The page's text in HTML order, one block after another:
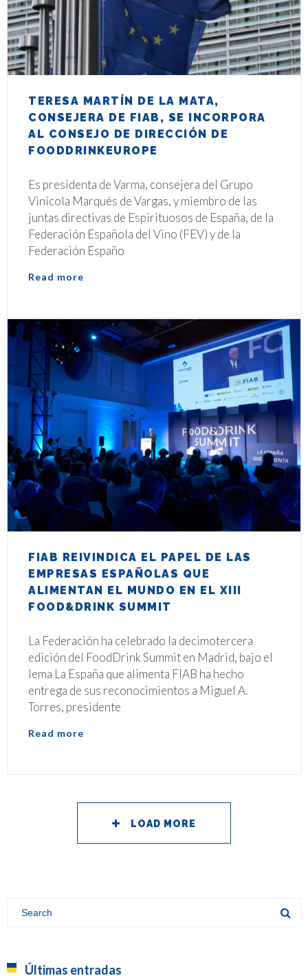
LOAD MORE
TERESA MARTÍN DE LA MATA,
CONSEJERA DE FIAB, SE INCORPORA
AL CONSEJO DE DIRECCIÓN DE
FOODDRINKEUROPE
Es presidenta de Varma, consejera del Grupo
Vinícola Marqués de Vargas, y miembro de las
juntas directivas de Espirituosos de España, de la
Federación Española del Vino (FEV) y de la
Federación Españo
Read more
FIAB REIVINDICA EL PAPEL DE LAS
EMPRESAS ESPAÑOLAS QUE
ALIMENTAN EL MUNDO EN EL XIII
FOOD&DRINK SUMMIT
La Federación ha celebrado la decimotercera
edición del FoodDrink Summit en Madrid, bajo el
lema La España que alimenta FIAB ha hecho
entrega de sus reconocimientos a Miguel A.
Torres, presidente
Read more
Últimas entradas